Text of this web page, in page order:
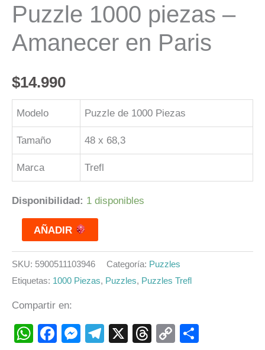
Puzzle 1000 piezas –
Amanecer en Paris
$14.990
Modelo Puzzle de 1000 Piezas
Tamaño 48 x 68,3
Marca Trefl
Disponibilidad: 1 disponibles
AÑADIR
SKU: 5900511103946 Categoría: Puzzles
Etiquetas: 1000 Piezas, Puzzles, Puzzles Trefl
Compartir en:
WhatsApp
Facebook
Messenger
Telegram
X Threads
Copy